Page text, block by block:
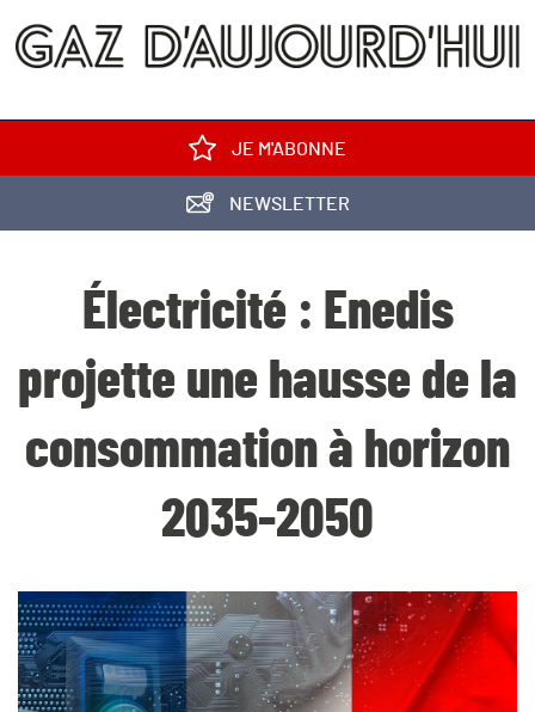
JE M'ABONNE
NEWSLETTER
Électricité : Enedis
projette une hausse de la
consommation à horizon
2035-2050